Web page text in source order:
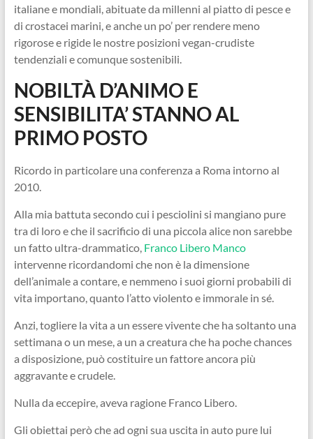
italiane e mondiali, abituate da millenni al piatto di pesce e
di crostacei marini, e anche un po’ per rendere meno
rigorose e rigide le nostre posizioni vegan-crudiste
tendenziali e comunque sostenibili.
NOBILTÀ D’ANIMO E
SENSIBILITA’ STANNO AL
PRIMO POSTO
Ricordo in particolare una conferenza a Roma intorno al
2010.
Alla mia battuta secondo cui i pesciolini si mangiano pure
tra di loro e che il sacrificio di una piccola alice non sarebbe
un fatto ultra-drammatico, Franco Libero Manco
intervenne ricordandomi che non è la dimensione
dell’animale a contare, e nemmeno i suoi giorni probabili di
vita importano, quanto l’atto violento e immorale in sé.
Anzi, togliere la vita a un essere vivente che ha soltanto una
settimana o un mese, a un a creatura che ha poche chances
a disposizione, può costituire un fattore ancora più
aggravante e crudele.
Nulla da eccepire, aveva ragione Franco Libero.
Gli obiettai però che ad ogni sua uscita in auto pure lui